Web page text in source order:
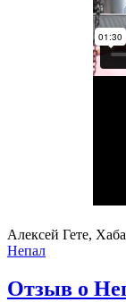
Алексей Гете,
Непал
Отзыв о